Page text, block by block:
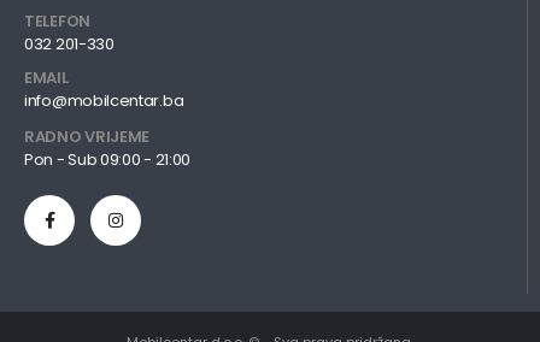
TELEFON
032 201-330
EMAIL
info@mobilcentar.ba
RADNO VRIJEME
Pon - Sub 09:00 - 21:00